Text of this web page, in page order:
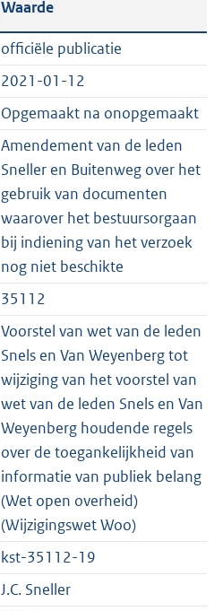
a
n
d
s
g
r
o
o
t
e
:
K
b
a
n
d
s
g
r
o
o
t
t
e
2
K
b
Waarde
officiële publicatie
2021-01-12
Opgemaakt na onopgemaakt
Amendement van de leden
Sneller en Buitenweg over het
gebruik van documenten
waarover het bestuursorgaan
bij indiening van het verzoek
nog niet beschikte
35112
Voorstel van wet van de leden
Snels en Van Weyenberg tot
wijziging van het voorstel van
wet van de leden Snels en Van
Weyenberg houdende regels
over de toegankelijkheid van
informatie van publiek belang
(Wet open overheid)
(Wijzigingswet Woo)
kst-35112-19
J.C. Sneller